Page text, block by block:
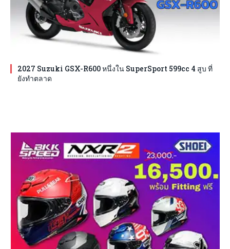
2027 Suzuki GSX-R600 หนึ่งใน SuperSport 599cc 4 สูบ ที่
ยังทำตลาด